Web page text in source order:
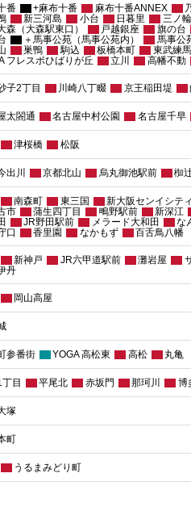
番 +麻布十番 麻布十番ANNEX
新三河島 小台 日暮里 三ノ輪
森（大森駅東口）
戸越銀座 旗の台
＋馬事公苑（馬事公苑内） 馬事公
巣鴨 駒込 板橋本町 東武練馬
フレスポひばりが丘
立川 高幡不動
子2丁目 川崎八丁畷 京王稲田堤
太閤通 名古屋中村公園 名古屋千早
津桜橋 松阪
出川 京都北山 烏丸御池駅前 椥
南森町 東三国 新大阪センイシテ
市
蒲生四丁目 鴫野駅前 新深江
JR野田駅前 メラード大和田 な
口
香里園 なかもず 百舌鳥八幡
新神戸 JR六甲道駅前 灘岩屋
丹
岡山高屋
参番街 YOGA 高松東 高松 丸亀
目 平尾北 赤坂門 那珂川 博
塚
町
うるまみどり町